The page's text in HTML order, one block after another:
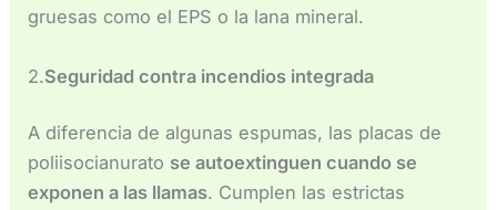
gruesas como el EPS o la lana mineral.
2.Seguridad contra incendios integrada
A diferencia de algunas espumas, las placas de
poliisocianurato se autoextinguen cuando se
exponen a las llamas. Cumplen las estrictas